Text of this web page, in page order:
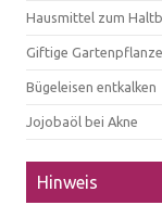
Hausmittel zum
Giftige
Bügeleisen entkalken
Jojobaöl bei Akne
Hinweis